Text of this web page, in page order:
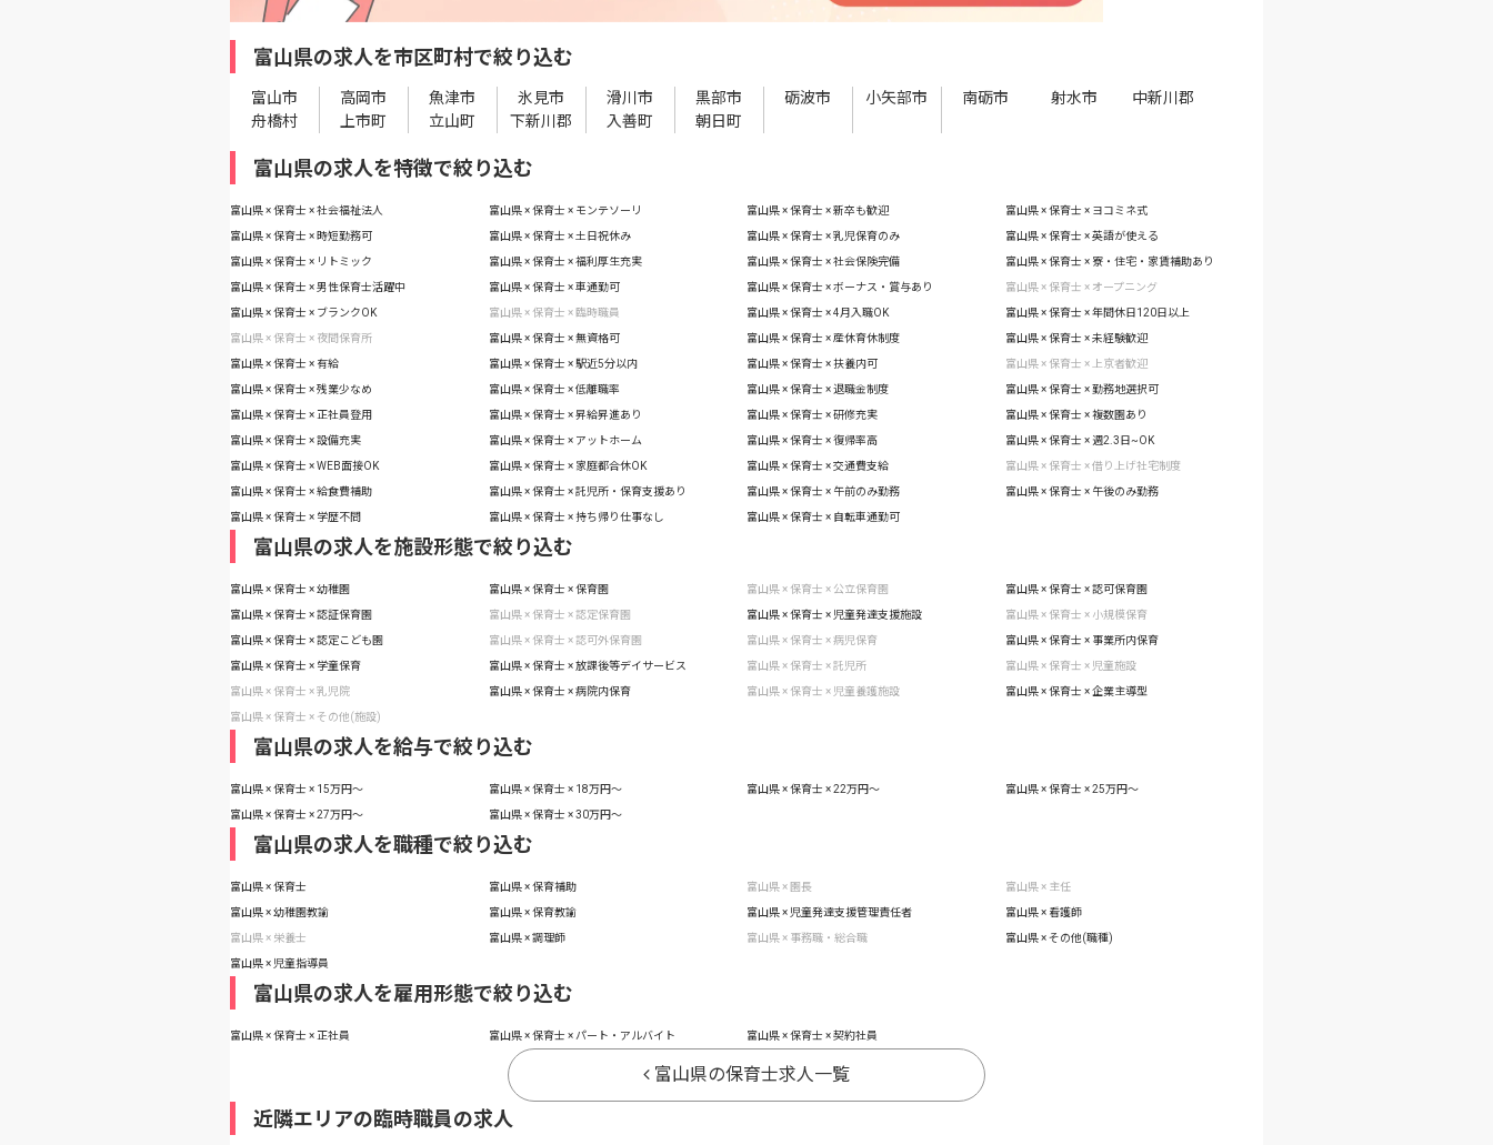
富山県の求人を市区町村で絞り込む
富山市 高岡市 魚津市 氷見市 滑川市 黒部市 砺波市 小矢部市 南砺市 射水市
中新川郡
舟橋村
上市町 立山町 下新川郡 入善町 朝日町
富山県の求人を特徴で絞り込む
富山県 × 保育士 × 社会福祉法人 富山県 × 保育士 × モンテソーリ 富山県 × 保育士 × 新卒も歓迎 富山県 × 保育士 × ヨコミネ式
富山県 × 保育士 × 時短勤務可 富山県 × 保育士 × 土日祝休み 富山県 × 保育士 × 乳児保育のみ 富山県 × 保育士 × 英語が使える
富山県 × 保育士 × リトミック 富山県 × 保育士 × 福利厚生充実 富山県 × 保育士 × 社会保険完備 富山県 × 保育士 × 寮・住宅・家賃補助あり
富山県 × 保育士 × 男性保育士活躍中 富山県 × 保育士 × 車通勤可 富山県 × 保育士 × ボーナス・賞与あり 富山県 × 保育士 × オープニング
富山県 × 保育士 × ブランクOK 富山県 × 保育士 × 臨時職員 富山県 × 保育士 × 4月入職OK 富山県 × 保育士 × 年間休日120日以上
富山県 × 保育士 × 夜間保育所 富山県 × 保育士 × 無資格可 富山県 × 保育士 × 産休育休制度 富山県 × 保育士 × 未経験歓迎
富山県 × 保育士 × 有給 富山県 × 保育士 × 駅近5分以内 富山県 × 保育士 × 扶養内可 富山県 × 保育士 × 上京者歓迎
富山県 × 保育士 × 残業少なめ 富山県 × 保育士 × 低離職率 富山県 × 保育士 × 退職金制度 富山県 × 保育士 × 勤務地選択可
富山県 × 保育士 × 正社員登用 富山県 × 保育士 × 昇給昇進あり 富山県 × 保育士 × 研修充実 富山県 × 保育士 × 複数園あり
富山県 × 保育士 × 設備充実 富山県 × 保育士 × アットホーム 富山県 × 保育士 × 復帰率高 富山県 × 保育士 × 週2.3日~OK
富山県 × 保育士 × WEB面接OK 富山県 × 保育士 × 家庭都合休OK 富山県 × 保育士 × 交通費支給 富山県 × 保育士 × 借り上げ社宅制度
富山県 × 保育士 × 給食費補助 富山県 × 保育士 × 託児所・保育支援あり 富山県 × 保育士 × 午前のみ勤務 富山県 × 保育士 × 午後のみ勤務
富山県 × 保育士 × 学歴不問 富山県 × 保育士 × 持ち帰り仕事なし 富山県 × 保育士 × 自転車通勤可
富山県の求人を施設形態で絞り込む
富山県 × 保育士 × 幼稚園 富山県 × 保育士 × 保育園 富山県 × 保育士 × 公立保育園 富山県 × 保育士 × 認可保育園
富山県 × 保育士 × 認証保育園 富山県 × 保育士 × 認定保育園 富山県 × 保育士 × 児童発達支援施設 富山県 × 保育士 × 小規模保育
富山県 × 保育士 × 認定こども園 富山県 × 保育士 × 認可外保育園 富山県 × 保育士 × 病児保育 富山県 × 保育士 × 事業所内保育
富山県 × 保育士 × 学童保育 富山県 × 保育士 × 放課後等デイサービス 富山県 × 保育士 × 託児所 富山県 × 保育士 × 児童施設
富山県 × 保育士 × 乳児院 富山県 × 保育士 × 病院内保育 富山県 × 保育士 × 児童養護施設 富山県 × 保育士 × 企業主導型
富山県 × 保育士 × その他(施設)
富山県の求人を給与で絞り込む
富山県 × 保育士 × 15万円〜 富山県 × 保育士 × 18万円〜 富山県 × 保育士 × 22万円〜 富山県 × 保育士 × 25万円〜
富山県 × 保育士 × 27万円〜 富山県 × 保育士 × 30万円〜
富山県の求人を職種で絞り込む
富山県 × 保育士 富山県 × 保育補助 富山県 × 園長 富山県 × 主任
富山県 × 幼稚園教諭 富山県 × 保育教諭 富山県 × 児童発達支援管理責任者 富山県 × 看護師
富山県 × 栄養士 富山県 × 調理師 富山県 × 事務職・総合職 富山県 × その他(職種)
富山県 × 児童指導員
富山県の求人を雇用形態で絞り込む
富山県 × 保育士 × 正社員 富山県 × 保育士 × パート・アルバイト 富山県 × 保育士 × 契約社員
富山県の保育士求人一覧
近隣エリアの臨時職員の求人